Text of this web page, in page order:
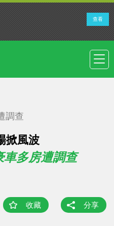
調查
掀風波
車多房遭調查
收藏 分享